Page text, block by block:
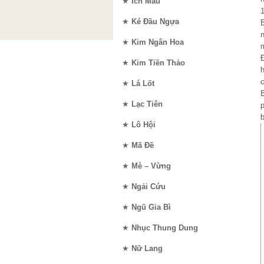
★ Ké Đầu Ngựa
★ Kim Ngân Hoa
★ Kim Tiền Thảo
★ Lá Lốt
★ Lạc Tiên
★ Lô Hội
★ Mã Đề
★ Mè – Vừng
★ Ngải Cứu
★ Ngũ Gia Bì
★ Nhục Thung Dung
★ Nữ Lang